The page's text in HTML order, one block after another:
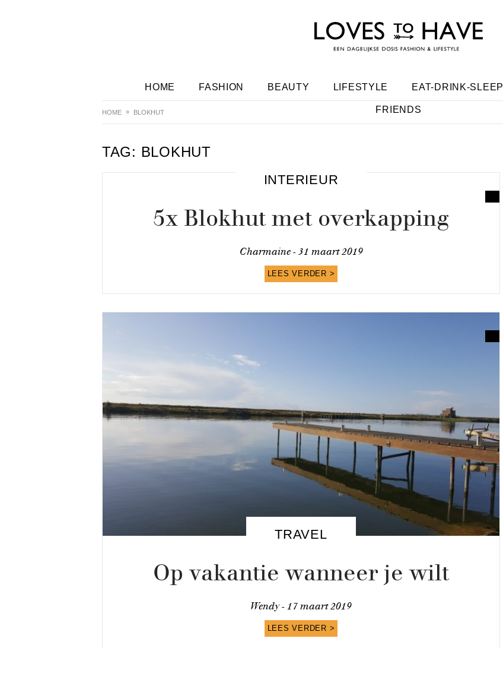
HOME FASHION BEAUTY LIFESTYLE EAT-DRINK-SLEEP
FRIENDS
HOME BLOKHUT
TAG: BLOKHUT
INTERIEUR
5x Blokhut met overkapping
Charmaine - 31 maart 2019
LEES VERDER >
TRAVEL
Op vakantie wanneer je wilt
Wendy - 17 maart 2019
LEES VERDER >